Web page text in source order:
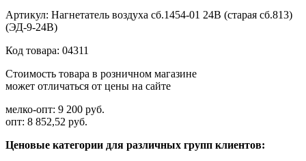
Артикул: Нагнетатель воздуха сб.1454-01 24В (старая сб.813)
(ЭД-9-24В)
Код товара: 04311
Стоимость товара в розничном магазине
может отличаться от цены на сайте
мелко-опт: 9 200 руб.
опт: 8 852,52 руб.
Ценовые категории для различных групп клиентов: